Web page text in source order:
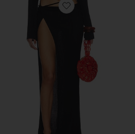
Favorite INGA 스커트